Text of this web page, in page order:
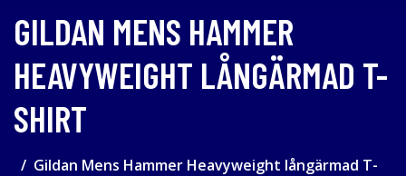
GILDAN MENS HAMMER
HEAVYWEIGHT LÅNGÄRMAD T-
SHIRT
Gildan Mens Hammer Heavyweight långärmad T-